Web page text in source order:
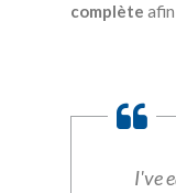
complète
I've